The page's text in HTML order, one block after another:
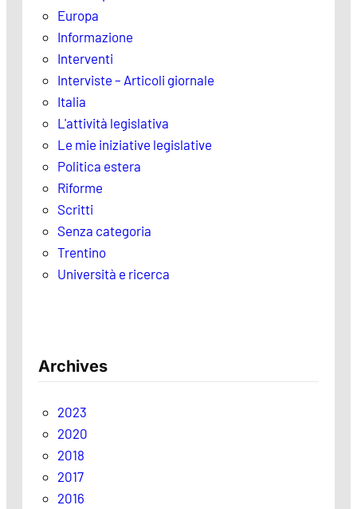
Europa
Informazione
Interventi
Interviste – Articoli giornale
Italia
L'attività legislativa
Le mie iniziative legislative
Politica estera
Riforme
Scritti
Senza categoria
Trentino
Università e ricerca
Archives
2023
2020
2018
2017
2016